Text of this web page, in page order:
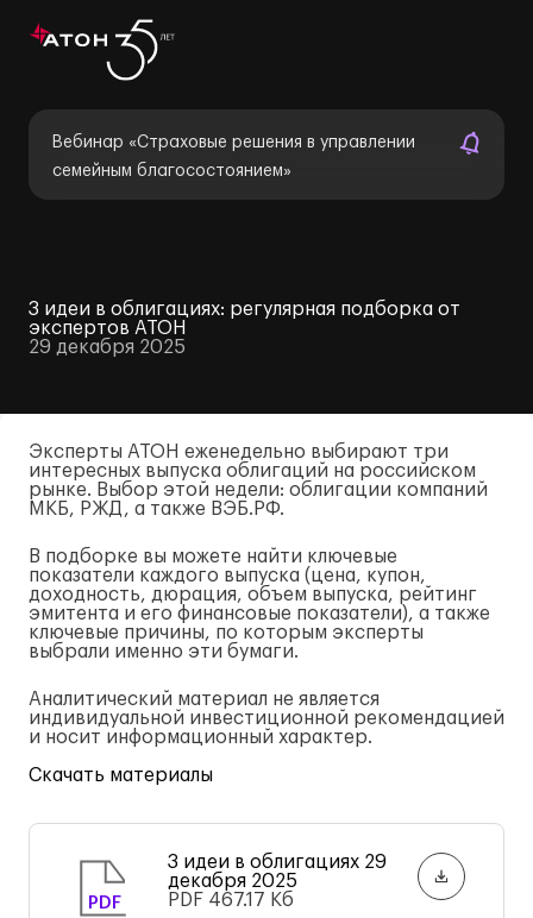
Вебинар «Страховые решения в управлении
семейным благосостоянием»
3 идеи в облигациях: регулярная подборка от
экспертов АТОН
29 декабря 2025
Эксперты АТОН еженедельно выбирают три
интересных выпуска облигаций на российском
рынке. Выбор этой недели: облигации компаний
МКБ, РЖД, а также ВЭБ.РФ.
В подборке вы можете найти ключевые
показатели каждого выпуска (цена, купон,
доходность, дюрация, объем выпуска, рейтинг
эмитента и его финансовые показатели), а также
ключевые причины, по которым эксперты
выбрали именно эти бумаги.
Аналитический материал не является
индивидуальной инвестиционной рекомендацией
и носит информационный характер.
Скачать материалы
PDF
3 идеи в облигациях 29
декабря 2025
PDF 467.17 Кб